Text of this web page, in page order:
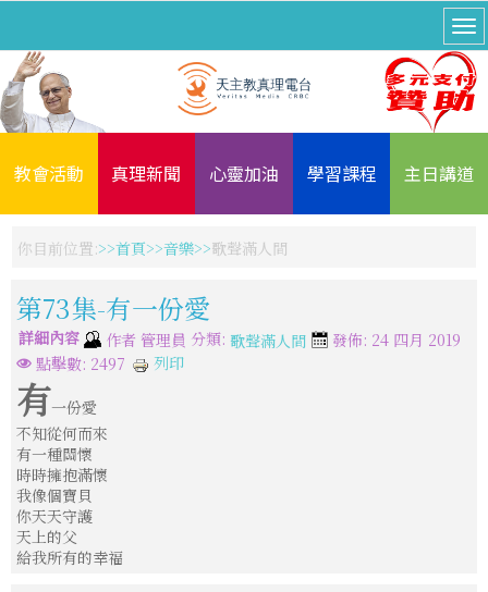
教會活動 真理新聞 心靈加油 學習課程 主日講道
你目前位置: 首頁 音樂 歌聲滿人間
第73集-有一份愛
詳細內容 作者 管理員 分類: 歌聲滿人間
發佈: 24 四月 2019
點擊數: 2497
列印
有一份愛
不知從何而來
有一種關懷
時時擁抱滿懷
我像個寶貝
你天天守護
天上的父
給我所有的幸福